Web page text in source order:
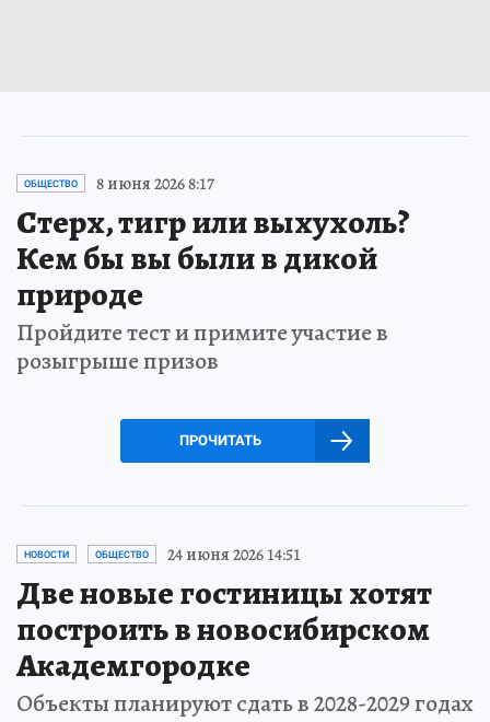
ОБЩЕСТВО 8 июня 2026 8:17
Стерх, тигр или выхухоль?
Кем бы вы были в дикой
природе
Пройдите тест и примите участие в
розыгрыше призов
ПРОЧИТАТЬ
НОВОСТИ ОБЩЕСТВО 24 июня 2026 14:51
Две новые гостиницы хотят
построить в новосибирском
Академгородке
Объекты планируют сдать в 2028-2029 годах